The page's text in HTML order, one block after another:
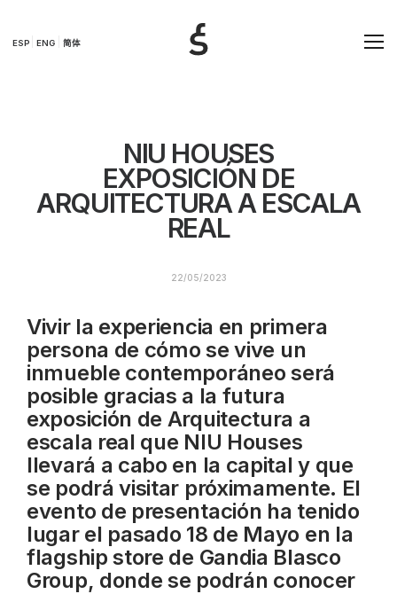
ESP ENG 简体
NIU HOUSES
EXPOSICIÓN DE
ARQUITECTURA A ESCALA
REAL
22/05/2023
Vivir la experiencia en primera
persona de cómo se vive un
inmueble contemporáneo será
posible gracias a la futura
exposición de Arquitectura a
escala real que NIU Houses
llevará a cabo en la capital y que
se podrá visitar próximamente. El
evento de presentación ha tenido
lugar el pasado 18 de Mayo en la
flagship store de Gandia Blasco
Group, donde se podrán conocer